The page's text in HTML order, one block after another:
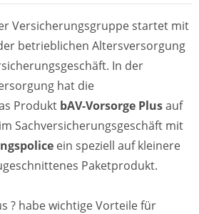
Versicherungsgruppe startet mit
betrieblichen Altersversorgung
In der
hat die
Produkt bAV-Vorsorge Plusauf
Sachversicherungsgeschäft mit
ein speziell auf kleinere
Paketprodukt.
? habe wichtige Vorteile für